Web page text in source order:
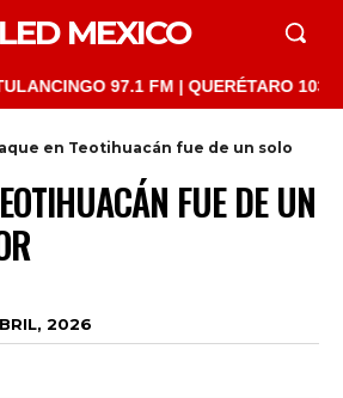
MEXICO
97.1 FM | QUERÉTARO 103.1 FM
en Teotihuacán fue de un solo
FUE DE UN
2026